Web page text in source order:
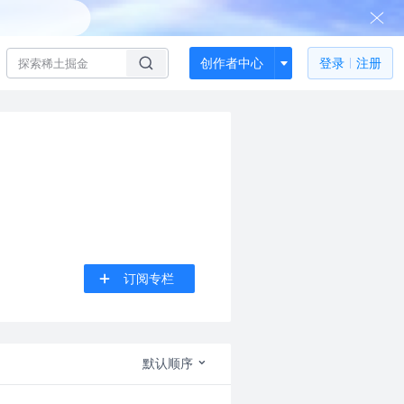
创作者中心 登录 注册
订阅专栏
默认顺序